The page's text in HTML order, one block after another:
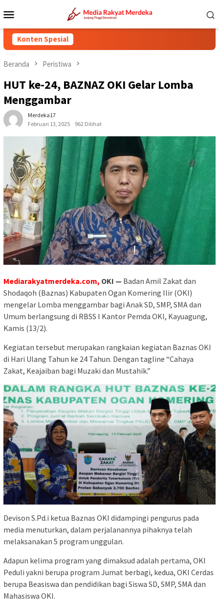
ke
Mobile
Konten Spesial
Beranda Peristiwa
HUT ke-24, BAZNAZ OKI Gelar Lomba
Menggambar
Merdeka17
Februari 13, 2025
962 Dilihat
Mediarakyatmerdeka.com, OKI — Badan Amil Zakat dan
Shodaqoh (Baznas) Kabupaten Ogan Komering Ilir (OKI)
mengelar Lomba menggambar bagi Anak SD, SMP, SMA dan
Umum berlangsung di RBSS I Kantor Pemda OKI, Kayuagung,
Kamis (13/2).
Kegiatan tersebut merupakan rangkaian kegiatan Baznas OKI
di Hari Ulang Tahun ke 24 Tahun. Dengan tagline “Cahaya
Zakat, Keajaiban bagi Muzaki dan Mustahik.”
Devison S.Pd.i ketua Baznas OKI didampingi pengurus pada
media menuturkan, dalam perjalanannya pihaknya telah
melaksanakan 5 program unggulan.
Adapun kelima program yang dimaksud adalah pertama, OKI
Peduli yakni berupa program Jumat berbagi, kedua, OKI Cerdas
berupa Beasiswa dan pendidikan bagi Siswa SD, SMP, SMA dan
Mahasiswa OKI.